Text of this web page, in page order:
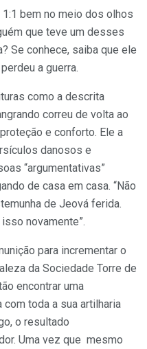
bem no meio dos olhos
que teve um desses
Se conhece, saiba que ele
a guerra.
como a descrita
correu de volta ao
e conforto. Ele a
danosos e
“argumentativas”
de casa em casa. “Não
de Jeová feri­da.
novamente”.
para incrementar o
da Sociedade Torre de
encontrar uma
com toda a sua artilharia
o resultado
Uma vez que mesmo